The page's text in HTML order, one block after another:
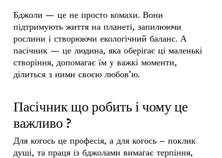
Бджоли — це не просто комахи. Вони
підтримують життя на планеті, запилюючи
рослини і створюючи екологічний баланс. А
пасічник — це людина, яка оберігає ці маленькі
створіння, допомагає їм у важкі моменти,
ділиться з ними своєю любов’ю.
Пасічник що робить і чому це
важливо ?
Для когось це професія, а для когось – поклик
душі, та праця із бджолами вимагає терпіння,